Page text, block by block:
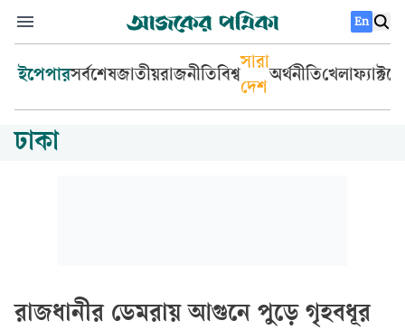
En
ইপেপারসর্বশেষজাতীয়রাজনীতিবিশ্ব
সারা
দেশ
অর্থনীতিখেলা
ঢাকা
রাজধানীর ডেমরায় আগুনে পুড়ে গৃহবধূর